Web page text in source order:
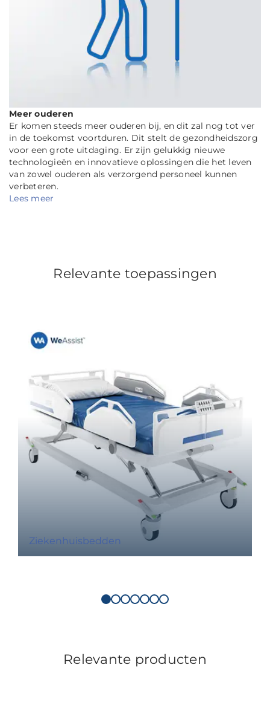
Meer ouderen
Er komen steeds meer ouderen bij, en dit zal nog tot ver
in de toekomst voortduren. Dit stelt de gezondheidszorg
voor een grote uitdaging. Er zijn gelukkig nieuwe
technologieën en innovatieve oplossingen die het leven
van zowel ouderen als verzorgend personeel kunnen
verbeteren.
Lees meer
Relevante toepassingen
Ziekenhuisbedden
Relevante producten